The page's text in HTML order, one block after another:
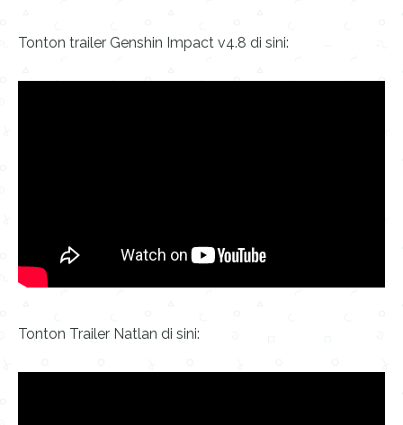
Tonton trailer Genshin Impact v4.8 di sini:
Tonton Trailer Natlan di sini: